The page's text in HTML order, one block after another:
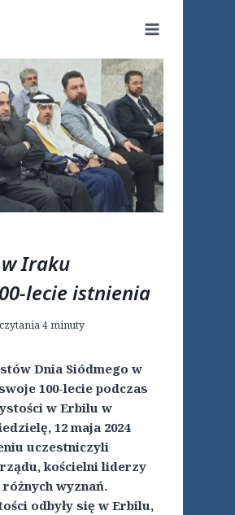
Iraku
lecie istnienia
4minuty
Dnia Siódmego w
100-lecie podczas
w Erbilu w
12 maja 2024
uczestniczyli
kościelni liderzy
wyznań.
odbyły się w Erbilu,